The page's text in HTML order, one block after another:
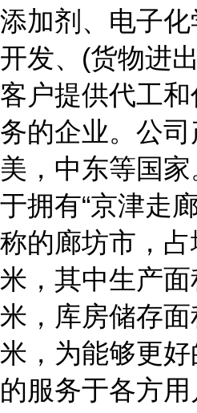
添加剂、电子
开发、(货物进
客户提供代工
务的企业。公
美，中东等国
于拥有“京津走
称的廊坊市，
米，其中生产
米，库房储存
米，为能够更
的服务于各方